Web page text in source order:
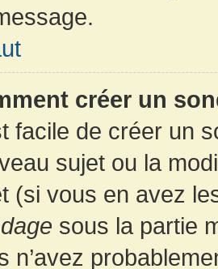
créer un
facile de créer un
sujet ou la
(si vous en avez
sous la partie
n’avez